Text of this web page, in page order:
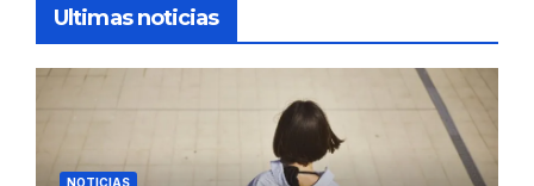
Ultimas noticias
NOTICIAS